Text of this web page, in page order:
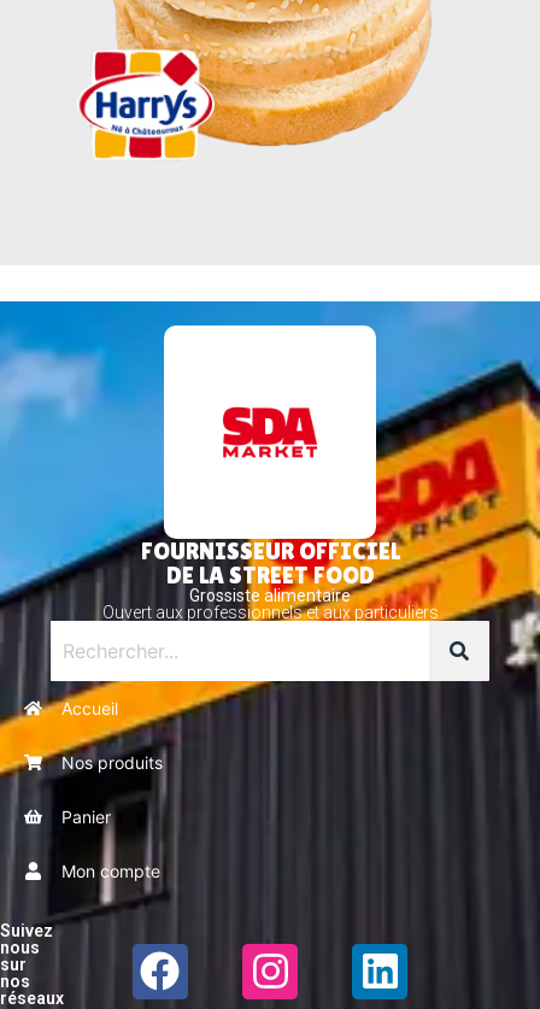
FOURNISSEUR OFFICIEL
DE LA STREET FOOD
Grossiste alimentaire
Ouvert aux professionnels et aux particuliers
Accueil
Nos produits
Panier
Mon compte
Suivez
nous
sur
nos
réseaux